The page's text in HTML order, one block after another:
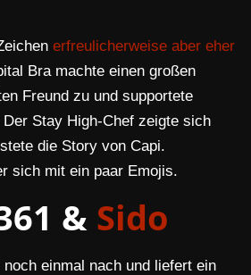
erfreulicherweise aber eher
Bra machte einen großen
Freund zu und supportete
Stay High-Chef zeigte sich
die Story von Capi.
sich mit ein paar Emojis.
& Sido
einmal nach und liefert ein